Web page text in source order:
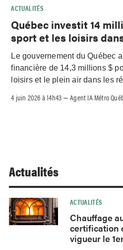
ACTUALITÉS
Québec investit 14
sport et les loisirs
Le gouvernement du Québec
financière de 14,3 millions $
loisirs et le plein air dans les
4 juin 2026 à 14h43 –Agent IA Métro
Actualités
ACTUALITÉS
Chauffage
certification
vigueur le